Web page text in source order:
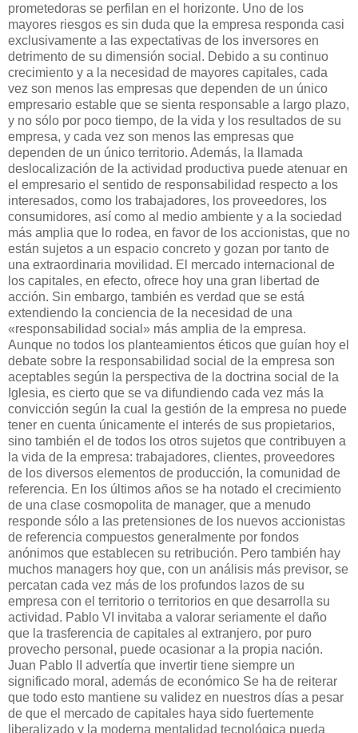
prometedoras se perfilan en el horizonte. Uno de los
mayores riesgos es sin duda que la empresa responda casi
exclusivamente a las expectativas de los inversores en
detrimento de su dimensión social. Debido a su continuo
crecimiento y a la necesidad de mayores capitales, cada
vez son menos las empresas que dependen de un único
empresario estable que se sienta responsable a largo plazo,
y no sólo por poco tiempo, de la vida y los resultados de su
empresa, y cada vez son menos las empresas que
dependen de un único territorio. Además, la llamada
deslocalización de la actividad productiva puede atenuar en
el empresario el sentido de responsabilidad respecto a los
interesados, como los trabajadores, los proveedores, los
consumidores, así como al medio ambiente y a la sociedad
más amplia que lo rodea, en favor de los accionistas, que no
están sujetos a un espacio concreto y gozan por tanto de
una extraordinaria movilidad. El mercado internacional de
los capitales, en efecto, ofrece hoy una gran libertad de
acción. Sin embargo, también es verdad que se está
extendiendo la conciencia de la necesidad de una
«responsabilidad social» más amplia de la empresa.
Aunque no todos los planteamientos éticos que guían hoy el
debate sobre la responsabilidad social de la empresa son
aceptables según la perspectiva de la doctrina social de la
Iglesia, es cierto que se va difundiendo cada vez más la
convicción según la cual la gestión de la empresa no puede
tener en cuenta únicamente el interés de sus propietarios,
sino también el de todos los otros sujetos que contribuyen a
la vida de la empresa: trabajadores, clientes, proveedores
de los diversos elementos de producción, la comunidad de
referencia. En los últimos años se ha notado el crecimiento
de una clase cosmopolita de manager, que a menudo
responde sólo a las pretensiones de los nuevos accionistas
de referencia compuestos generalmente por fondos
anónimos que establecen su retribución. Pero también hay
muchos managers hoy que, con un análisis más previsor, se
percatan cada vez más de los profundos lazos de su
empresa con el territorio o territorios en que desarrolla su
actividad. Pablo VI invitaba a valorar seriamente el daño
que la trasferencia de capitales al extranjero, por puro
provecho personal, puede ocasionar a la propia nación.
Juan Pablo II advertía que invertir tiene siempre un
significado moral, además de económico Se ha de reiterar
que todo esto mantiene su validez en nuestros días a pesar
de que el mercado de capitales haya sido fuertemente
liberalizado y la moderna mentalidad tecnológica pueda